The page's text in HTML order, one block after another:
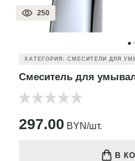
250
КАТЕГОРИЯ: СМЕСИТЕЛИ ДЛЯ
Смеситель для
297.00 BYN/шт.
В